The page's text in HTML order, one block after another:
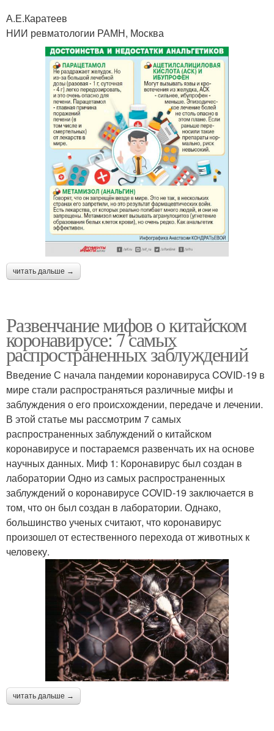
А.Е.Каратеев
НИИ ревматологии РАМН, Москва
читать дальше →
Развенчание мифов о китайском
коронавирусе: 7 самых
распространенных заблуждений
Введение С начала пандемии коронавируса COVID-19 в
мире стали распространяться различные мифы и
заблуждения о его происхождении, передаче и лечении.
В этой статье мы рассмотрим 7 самых
распространенных заблуждений о китайском
коронавирусе и постараемся развенчать их на основе
научных данных. Миф 1: Коронавирус был создан в
лаборатории Одно из самых распространенных
заблуждений о коронавирусе COVID-19 заключается в
том, что он был создан в лаборатории. Однако,
большинство ученых считают, что коронавирус
произошел от естественного перехода от животных к
человеку.
читать дальше →